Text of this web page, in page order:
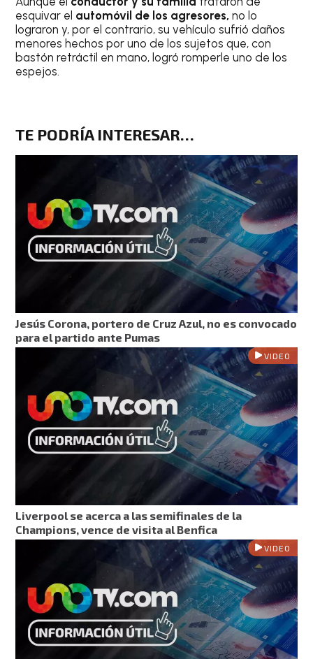
esquivar el automóvil de los agresores, no lo
lograron y, por el contrario, su vehículo sufrió daños
menores hechos por uno de los sujetos que, con
bastón retráctil en mano, logró romperle uno de los
espejos.
TE PODRÍA INTERESAR…
Jesús Corona, portero de Cruz Azul, no es convocado
para el partido ante Pumas
VIDEO
Liverpool se acerca a las semifinales de la
Champions, vence de visita al Benfica
VIDEO